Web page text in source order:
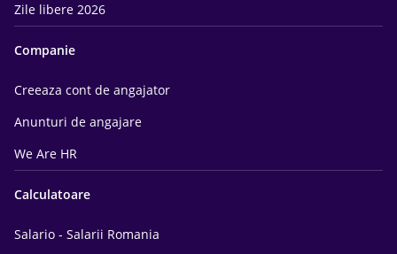
Zile libere 2026
Companie
Creeaza cont de angajator
Anunturi de angajare
We Are HR
Calculatoare
Salario - Salarii Romania